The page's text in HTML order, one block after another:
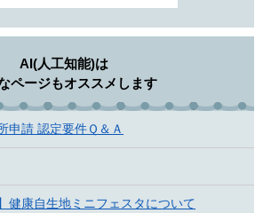
AI(人工知能)は
ページもオススメします
申請 認定要件Ｑ＆Ａ
健康自生地ミニフェスタについて